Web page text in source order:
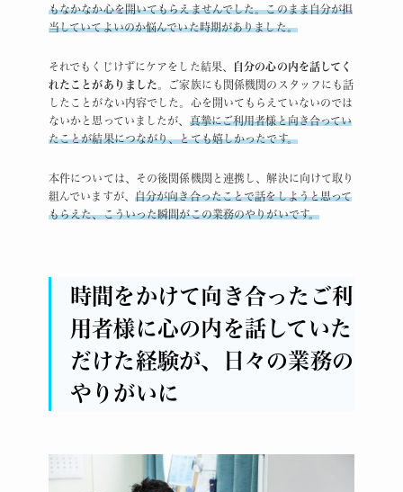
もなかなか心を開いてもらえませんでした。このまま自分が担
当していてよいのか悩んでいた時期がありました。
それでもくじけずにケアをした結果、
自分の心の内を話してく
れたことがありました
。ご家族にも関係機関のスタッフにも話
したことがない内容でした。心を開いてもらえていないのでは
ないかと思っていましたが、 真摯にご利用者様と向き合ってい
たことが結果につながり、とても嬉しかったです。
本件については、その後関係機関と連携し、解決に向けて取り
組んでいますが、 自分が向き合ったことで話をしようと思って
もらえた、こういった瞬間がこの業務のやりがいです。
時間をかけて向き合ったご利
用者様に心の内を話していた
だけた経験が、日々の業務の
やりがいに